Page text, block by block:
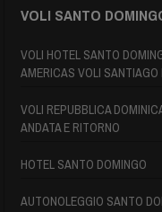
VOLI SANTO
VOLI HOTEL SANTO
AMERICAS VOLI
VOLI REPUBBLICA
ANDATA E RITORNO
HOTEL SANTO DOMINGO
AUTONOLEGGIO SANTO